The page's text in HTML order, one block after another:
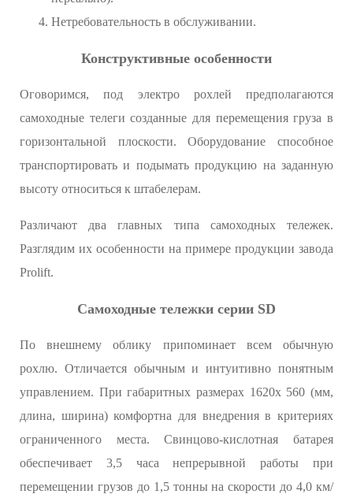
Нетребовательность в обслуживании.
Конструктивные особенности
Оговоримся, под электро рохлей предполагаются
самоходные телеги созданные для перемещения груза в
горизонтальной плоскости. Оборудование способное
транспортировать и подымать продукцию на заданную
высоту относиться к штабелерам.
Различают два главных типа самоходных тележек.
Разглядим их особенности на примере продукции завода
Prolift.
Самоходные тележки серии SD
По внешнему облику припоминает всем обычную
рохлю. Отличается обычным и интуитивно понятным
управлением. При габаритных размерах 1620х 560 (мм,
длина, ширина) комфортна для внедрения в критериях
ограниченного места. Свинцово-кислотная батарея
обеспечивает 3,5 часа непрерывной работы при
перемещении грузов до 1,5 тонны на скорости до 4,0 км/